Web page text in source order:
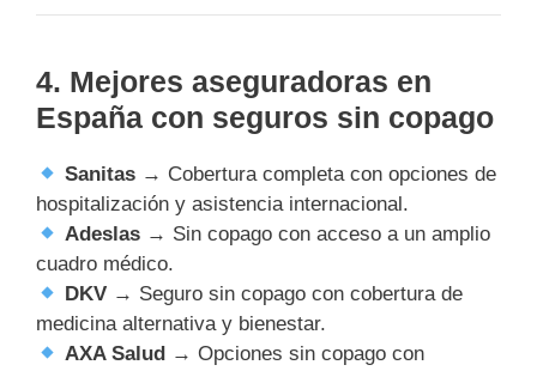
4. Mejores aseguradoras en
España con seguros sin copago
Sanitas → Cobertura completa con opciones de
hospitalización y asistencia internacional.
Adeslas → Sin copago con acceso a un amplio
cuadro médico.
DKV → Seguro sin copago con cobertura de
medicina alternativa y bienestar.
AXA Salud → Opciones sin copago con